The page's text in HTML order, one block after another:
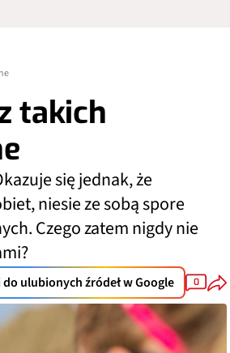
takich
się jednak, że
niesie ze sobą spore
Czego zatem nigdy nie
do ulubionych źródeł w Google 0